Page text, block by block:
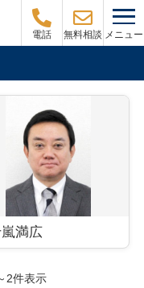
電話 無料相談 メニュー
満広
2件表示